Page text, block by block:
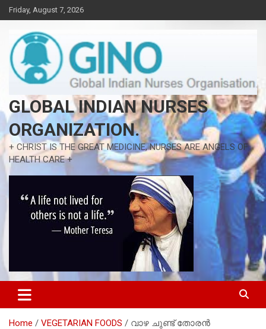
Skip
to
content
Friday, August 7, 2026
GLOBAL INDIAN NURSES
ORGANIZATION.
+ CHRIST IS THE GREAT MEDICINE, NURSES ARE ANGELS OF
HEALTH CARE +
Home VEGETARIAN FOODS വാഴ ചുണ്ട് തോരൻ